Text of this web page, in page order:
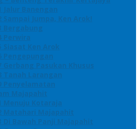
Jalur Banengan
Sampai Jumpa, Ken Arok!
Bergabung
Perwira
Siasat Ken Arok
Pengepungan
Gerbang Pasukan Khusus
Tanah Larangan
Penyelamatan
Majapahit
Menuju Kotaraja
Matahari Majapahit
Di Bawah Panji Majapahit